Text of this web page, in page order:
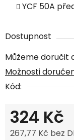
YCF 50A
Dostupnost
Můžeme doručit
Možnosti
Kód:
324 Kč
267,77 Kč bez